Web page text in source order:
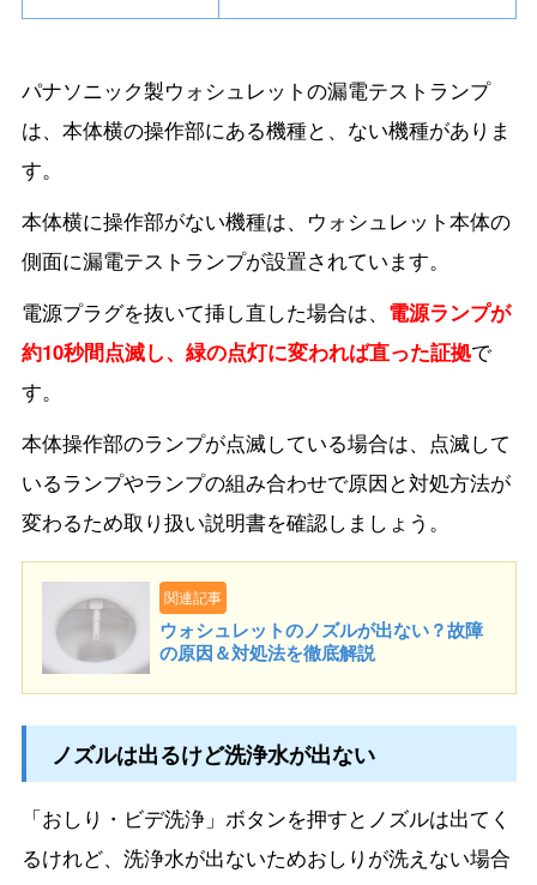
パナソニック製ウォシュレットの漏電テストランプ
は、本体横の操作部にある機種と、ない機種がありま
す。
本体横に操作部がない機種は、ウォシュレット本体の
側面に漏電テストランプが設置されています。
電源プラグを抜いて挿し直した場合は、 電源ランプが
約10秒間点滅し、緑の点灯に変われば直った証拠で
す。
本体操作部のランプが点滅している場合は、点滅して
いるランプやランプの組み合わせで原因と対処方法が
変わるため取り扱い説明書を確認しましょう。
関連記事
ウォシュレットのノズルが出ない？故障
の原因＆対処法を徹底解説
ノズルは出るけど洗浄水が出ない
「おしり・ビデ洗浄」ボタンを押すとノズルは出てく
るけれど、洗浄水が出ないためおしりが洗えない場合